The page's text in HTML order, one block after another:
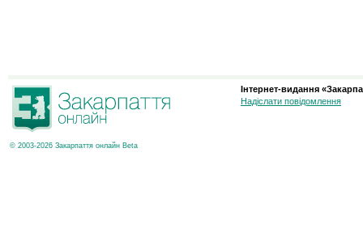
© 2003-2026 Закарпаття онлайн Beta
Інтернет-видання
Надіслати повідомлення